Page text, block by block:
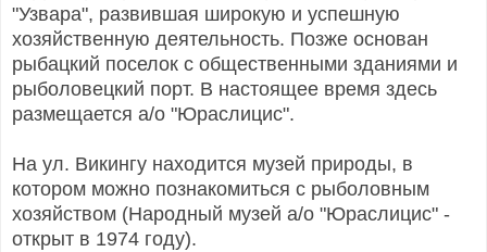
"Узвара", развившая широкую и успешную
хозяйственную деятельность. Позже основан
рыбацкий поселок с общественными зданиями и
рыболовецкий порт. В настоящее время здесь
размещается а/о "Юраслицис".
На ул. Викингу находится музей природы, в
котором можно познакомиться с рыболовным
хозяйством (Народный музей а/о "Юраслицис" -
открыт в 1974 году).